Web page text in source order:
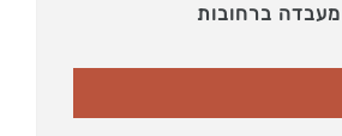
מעבדה ברחובות